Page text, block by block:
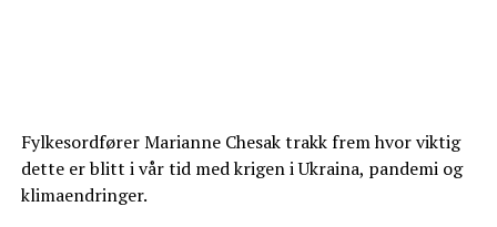
Fylkesordfører Marianne Chesak trakk frem hvor viktig
dette er blitt i vår tid med krigen i Ukraina, pandemi og
klimaendringer.